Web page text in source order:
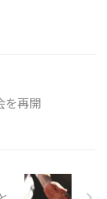
を再開